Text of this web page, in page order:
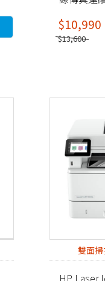
$10,990
$13,600
雙面
HP